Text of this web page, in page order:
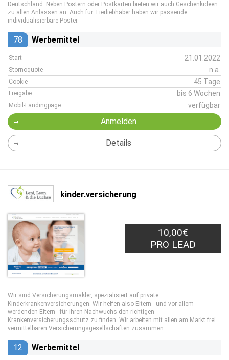
Deutschland. Neben Postern oder Postkarten bieten wir auch Geschenkideen
zu allen Anlässen an. Auch für Tierliebhaber haben wir passende
individualisierbare Poster.
78 Werbemittel
Start 21.01.2022
Stornoquote n.a.
Cookie 45 Tage
Freigabe bis 6 Wochen
Mobil-Landingpage verfügbar
Anmelden
Details
kinder.versicherung
10,00€
PRO LEAD
Wir sind Versicherungsmakler, spezialisiert auf private
Kinderkrankenversicherungen. Wir helfen also Eltern - und vor allem
werdenden Eltern - für ihren Nachwuchs den richtigen
Krankenversicherungsschutz zu finden. Wir arbeiten mit allen am Markt frei
vermittelbaren Versicherungsgesellschaften zusammen.
12 Werbemittel